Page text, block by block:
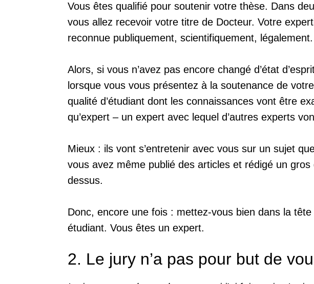
Vous êtes qualifié pour soutenir votre thèse. Dans
vous allez recevoir votre titre de Docteur. Votre
reconnue publiquement, scientifiquement, légalement.
Alors, si vous n’avez pas encore changé d’état
lorsque vous vous présentez à la soutenance de
qualité d’étudiant dont les connaissances vont être
qu’expert – un expert avec lequel d’autres experts
Mieux : ils vont s’entretenir avec vous sur un sujet
vous avez même publié des articles et rédigé un
dessus.
Donc, encore une fois : mettez-vous bien dans la tête
étudiant. Vous êtes un expert.
2. Le jury n’a pas pour but de